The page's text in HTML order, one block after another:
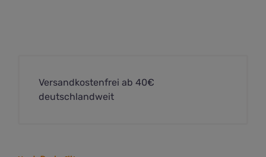
Versandkostenfrei ab 40€
deutschlandweit